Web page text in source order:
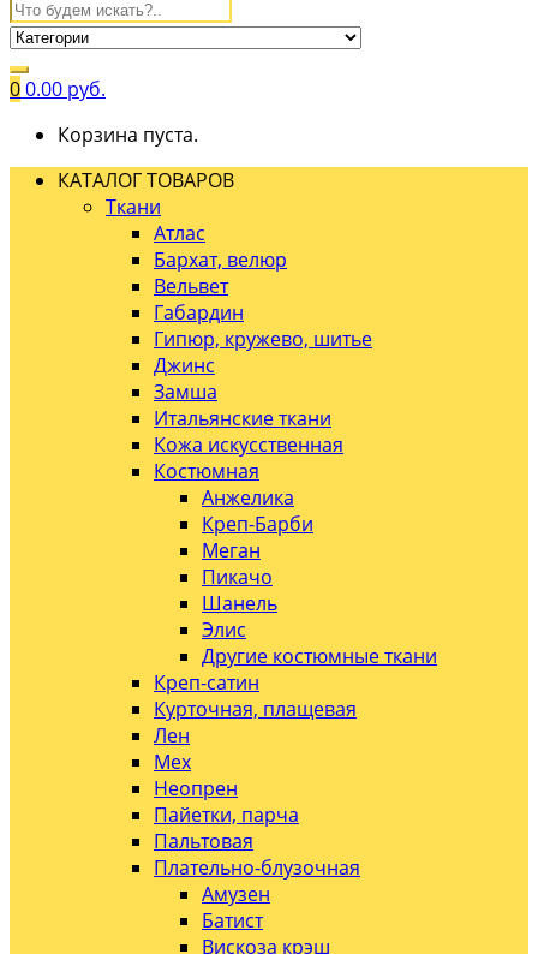
00.00 руб.
Корзина пуста.
КАТАЛОГ ТОВАРОВ
Ткани
Атлас
Бархат, велюр
Вельвет
Габардин
Гипюр, кружево, шитье
Джинс
Замша
Итальянские ткани
Кожа искусственная
Костюмная
Анжелика
Креп-Барби
Меган
Пикачо
Шанель
Элис
Другие костюмные ткани
Креп-сатин
Курточная, плащевая
Лен
Мех
Неопрен
Пайетки, парча
Пальтовая
Плательно-блузочная
Амузен
Батист
Вискоза крэш